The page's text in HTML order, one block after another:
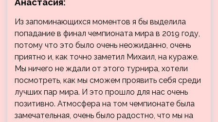
Из запоминающихся моментов я бы выделила
попадание в финал чемпионата мира в 2019 году,
потому что это было очень неожиданно, очень
приятно и, как точно заметил Михаил, на кураже.
Мы ничего не ждали от этого турнира, хотели
посмотреть, как мы сможем проявить себя среди
лучших пар мира. И это прошло для нас очень
позитивно. Атмосфера на том чемпионате была
замечательная, очень было радостно, что мы на